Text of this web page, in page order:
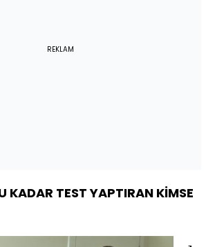
REKLAM
KADAR TEST YAPTIRAN KİMSE